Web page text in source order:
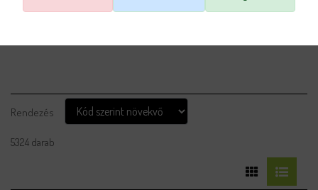
Rendezés
5324 darab